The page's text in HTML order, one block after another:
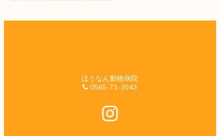
ほうなん動物病院
0565-71-2043